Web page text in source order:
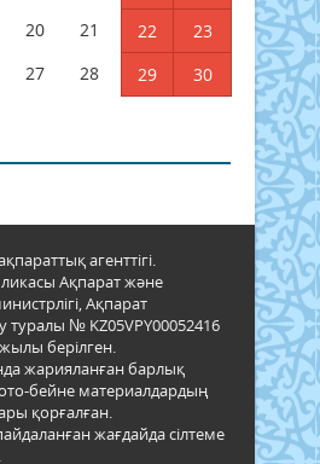
20 21 22
23
27 28 29
30
агенттігі.
Ақпарат және
Ақпарат
туралы № KZ05VPY00052416
жылы берілген.
жарияланған барлық
бейне материалдардың
қорғалған.
жағдайда сілтеме